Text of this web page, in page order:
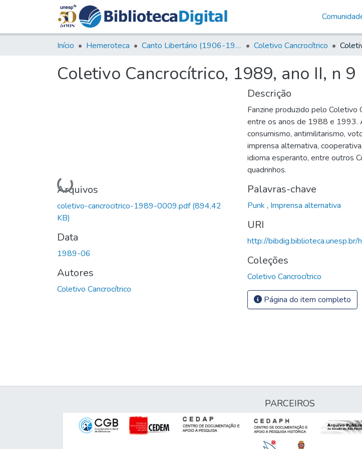
Início Hemeroteca Canto Libertário (1906-1995) Coletivo Cancrocítrico
Coletivo Cancrocítrico, 1989, ano II, n 9
Carregando...
Arquivos
coletivo-cancrocitrico-1989-0009.pdf(894,42
KB)
Data
1989-06
Autores
Coletivo Cancrocítrico
Descrição
Fanzine produzido pelo
entre os anos de 1988 e 1993.
consumismo, antimilitarismo,
imprensa alternativa,
idioma esperanto, entre outros
quadrinhos.
Palavras-chave
Punk , Imprensa alternativa
URI
http://
Coleções
Coletivo Cancrocítrico
Página do item completo
PARCEIROS